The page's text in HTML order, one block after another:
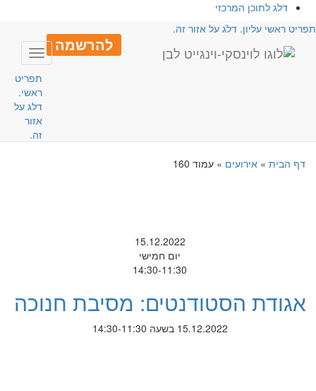
דלג לתוכן המרכזי
ראשי עליון. דלג על אזור זה.
להרשמה
Toggle
תפריט
ראשי.
דלג על
אזור
זה.
דף הבית» אירועים» עמוד 160
15.12.2022
יום חמישי
14:30-11:30
אגודת הסטודנטים: מסיבת חנוכה
15.12.2022 בשעה 14:30-11:30